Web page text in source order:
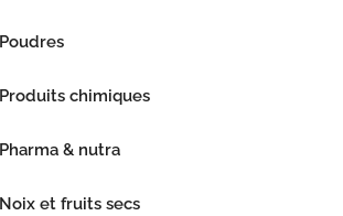
Poudres
Produits chimiques
Pharma & nutra
Noix et fruits secs